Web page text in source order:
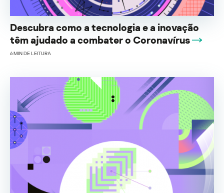
Descubra como a tecnologia e a inovação
têm ajudado a combater o Coronavírus
6MIN DE LEITURA